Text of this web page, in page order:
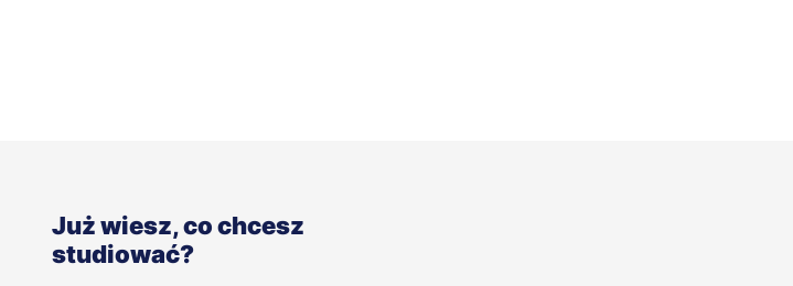
Już wiesz, co chcesz
studiować?